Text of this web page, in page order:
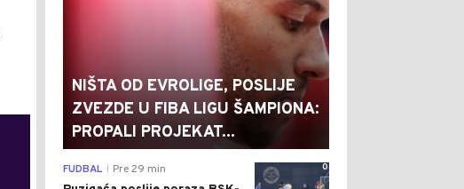
NIŠTA OD EVROLIGE, POSLIJE
ZVEZDE U FIBA LIGU ŠAMPIONA:
PROPALI PROJEKAT...
0
FUDBAL Pre 29 min